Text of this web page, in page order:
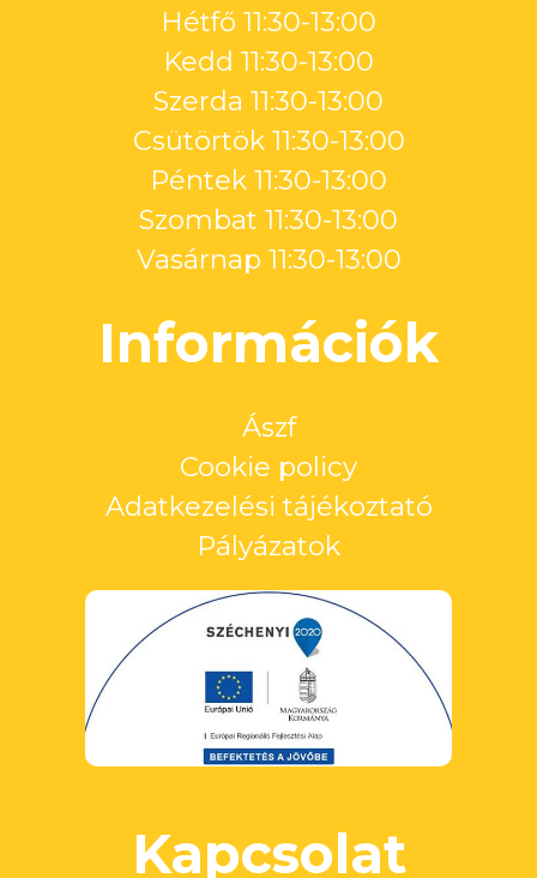
Hétfő 11:30-13:00
Kedd 11:30-13:00
Szerda 11:30-13:00
Csütörtök 11:30-13:00
Péntek 11:30-13:00
Szombat 11:30-13:00
Vasárnap 11:30-13:00
Információk
Ászf
Cookie policy
Adatkezelési tájékoztató
Pályázatok
Kapcsolat